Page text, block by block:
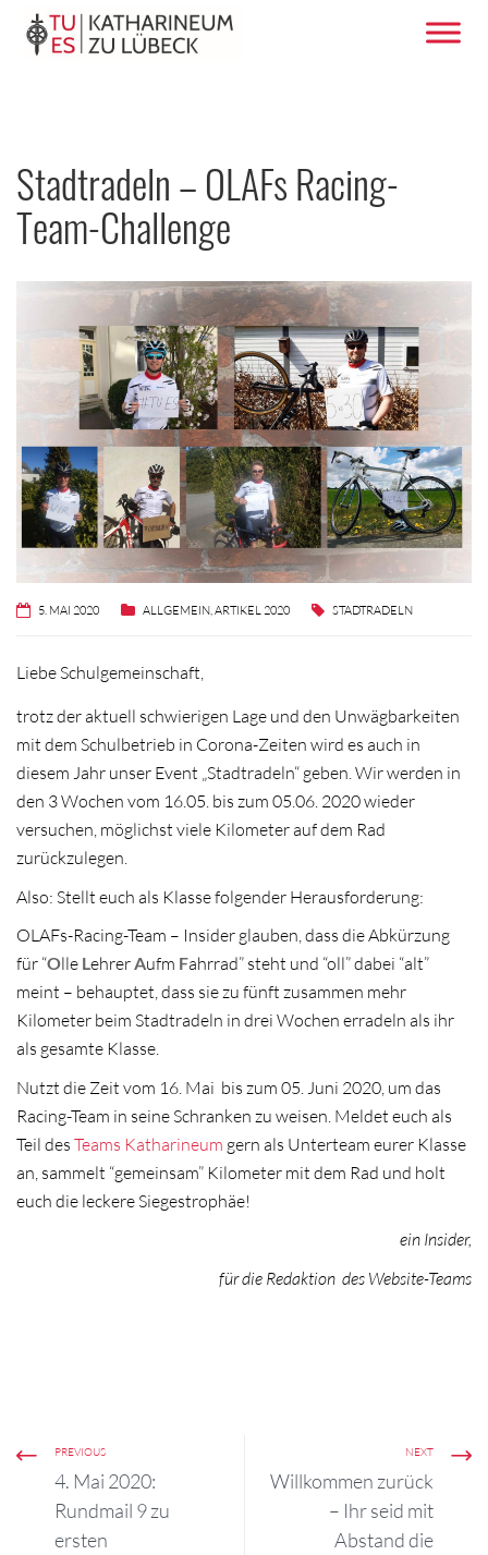
Stadtradeln – OLAFs Racing-
Team-Challenge
5. MAI 2020 ALLGEMEIN,ARTIKEL 2020 STADTRADELN
Liebe Schulgemeinschaft,
trotz der aktuell schwierigen Lage und den Unwägbarkeiten
mit dem Schulbetrieb in Corona-Zeiten wird es auch in
diesem Jahr unser Event „Stadtradeln“ geben. Wir werden in
den 3 Wochen vom 16.05. bis zum 05.06. 2020 wieder
versuchen, möglichst viele Kilometer auf dem Rad
zurückzulegen.
Also: Stellt euch als Klasse folgender Herausforderung:
OLAFs-Racing-Team – Insider glauben, dass die Abkürzung
für “Olle LehrerAufm Fahrrad” steht und “oll” dabei “alt”
meint – behauptet, dass sie zu fünft zusammen mehr
Kilometer beim Stadtradeln in drei Wochen erradeln als ihr
als gesamte Klasse.
Nutzt die Zeit vom 16. Mai bis zum 05. Juni 2020, um das
Racing-Team in seine Schranken zu weisen. Meldet euch als
Teil des Teams Katharineum gern als Unterteam eurer Klasse
an, sammelt “gemeinsam” Kilometer mit dem Rad und holt
euch die leckere Siegestrophäe!
ein Insider,
für die Redaktion des Website-Teams
PREVIOUS
4. Mai 2020:
Rundmail 9 zu
ersten
NEXT
Willkommen zurück
– Ihr seid mit
Abstand die